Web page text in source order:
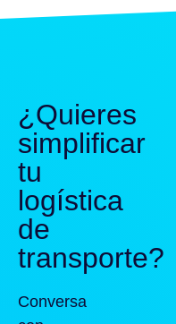
¿Quieres
simplificar
tu
logística
de
transporte?
Conversa